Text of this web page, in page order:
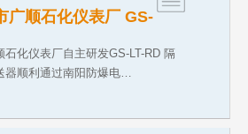
广顺石化仪表厂 GS-
防爆合格证
石化仪表厂自主研发GS-LT-RD 隔
器顺利通过南阳防爆电…